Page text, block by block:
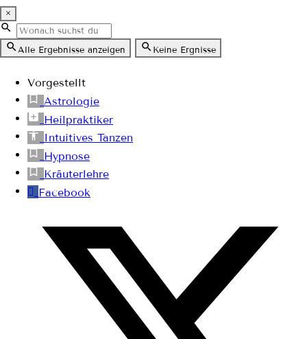
×
Alle Ergebnisse anzeigen Keine Ergnisse
Vorgestellt
Astrologie
Heilpraktiker
Intuitives Tanzen
Hypnose
Kräuterlehre
Facebook